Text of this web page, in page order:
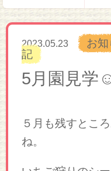
2023.05.23 お
記
5月園見学
５月も残すとこ
ね。